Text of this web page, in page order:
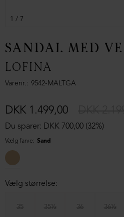
1 / 7
SANDAL MED
LOFINA
Varenr. 9542-MALTGA
Du sparer: DKK 700,00 (32%)
DKK 1.499,00
Vælg farve: Sand
Vælg størrelse:
35 35½ 36 36½